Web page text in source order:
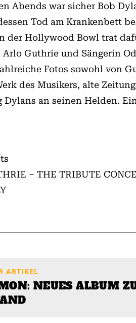
Abends war sicher Bob
Tod am Krankenbett
der Hollywood Bowl trat
Arlo Guthrie und Sängerin
Fotos sowohl von
des Musikers, alte
Dylans an seinen Helden.
– THE TRIBUTE
ARTIKEL
NEUES ALBUM